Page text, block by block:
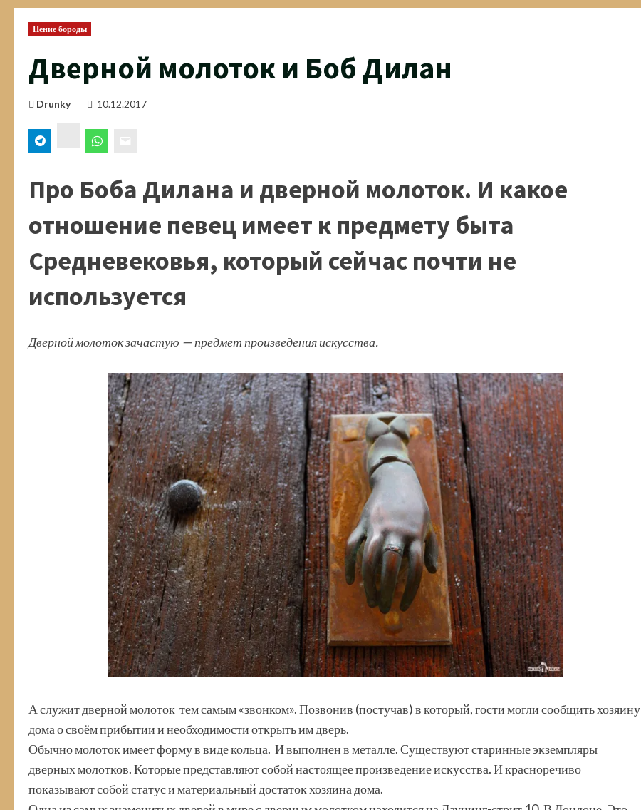
Пение бороды
Дверной молоток и Боб Дилан
Drunky 10.12.2017
Про Боба Дилана и дверной молоток. И какое
отношение певец имеет к предмету быта
Средневековья, который сейчас почти не
используется
Дверной молоток зачастую — предмет произведения искусства.
А служит дверной молоток тем самым «звонком». Позвонив (постучав) в который, гости могли сообщить хозяину
дома о своём прибытии и необходимости открыть им дверь.
Обычно молоток имеет форму в виде кольца. И выполнен в металле. Существуют старинные экземпляры
дверных молотков. Которые представляют собой настоящее произведение искусства. И красноречиво
показывают собой статус и материальный достаток хозяина дома.